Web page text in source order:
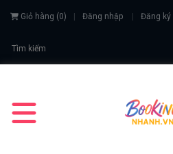
Giỏ hàng (0) Đăng nhập Đăng ký